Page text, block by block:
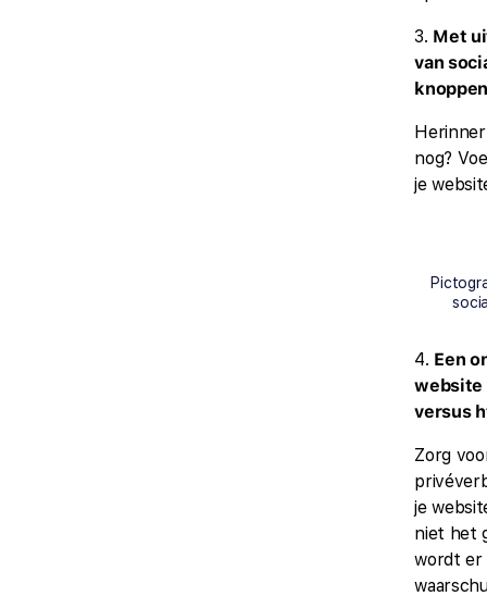
3. Met
van
knoppen
Herinner
nog?
je
4. Een
versus
Zorg
je
niet het
wordt er